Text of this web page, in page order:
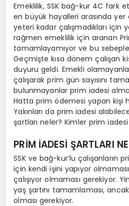
Emeklilik, SSK bağ-kur 4C fark
en büyük hayalleri arasında yer
yeteri kadar çalışmadıkları için
rağmen emeklilik için aranan
tamamlayamıyor ve bu
Geçmişte kısa dönem çalışan
duyuru geldi. Emekli
çalışarak prim gün sayısını
bulunmayanlar prim iadesi
Hatta prim ödemesi yapan kişi
Yakınları da prim iadesi
şartları neler? Kimler prim
PRİM İADESİ ŞARTLARI
SSK ve bağ-kur’lu çalışanların
için kendi işini yapıyor
çalışıyor olmaması gerekiyor.
yaş şartını tamamlaması,
olması gerekiyor.